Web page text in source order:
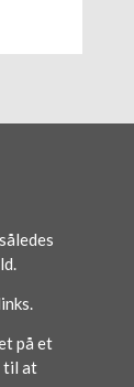
på et
til at